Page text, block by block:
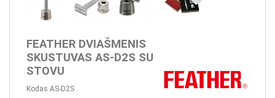
FEATHER DVIAŠMENIS
SKUSTUVAS AS-D2S SU
STOVU
Kodas AS-D2S